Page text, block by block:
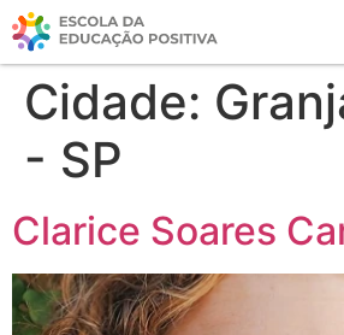
Cidade:
- SP
Clarice Soares